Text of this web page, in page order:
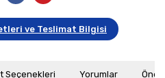
ve Teslimat Bilgisi
Seçenekleri Yorumlar